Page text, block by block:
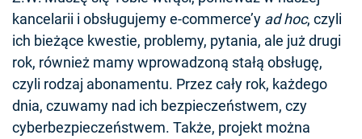
kancelarii i obsługujemy e-commerce’y ad hoc, czyli
ich bieżące kwestie, problemy, pytania, ale już drugi
rok, również mamy wprowadzoną stałą obsługę,
czyli rodzaj abonamentu. Przez cały rok, każdego
dnia, czuwamy nad ich bezpieczeństwem, czy
cyberbezpieczeństwem. Także, projekt można